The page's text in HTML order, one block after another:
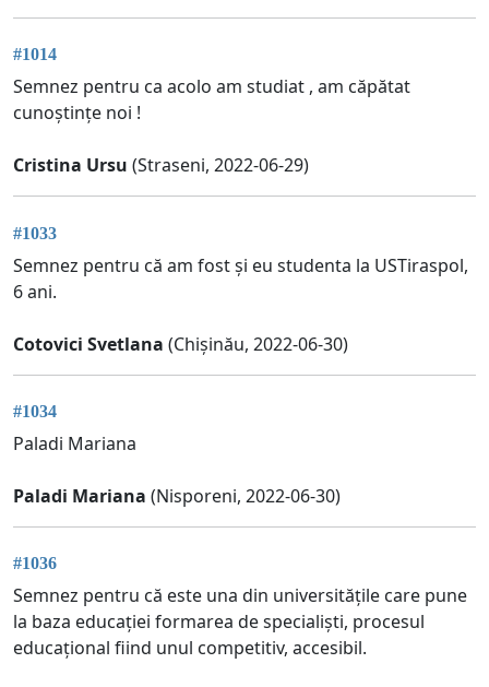
#1014
Semnez pentru ca acolo am studiat , am căpătat
cunoștințe noi !
Cristina Ursu (Straseni, 2022-06-29)
#1033
Semnez pentru că am fost și eu studenta la USTiraspol,
6 ani.
Cotovici Svetlana (Chișinău, 2022-06-30)
#1034
Paladi Mariana
Paladi Mariana (Nisporeni, 2022-06-30)
#1036
Semnez pentru că este una din universitățile care pune
la baza educației formarea de specialiști, procesul
educațional fiind unul competitiv, accesibil.